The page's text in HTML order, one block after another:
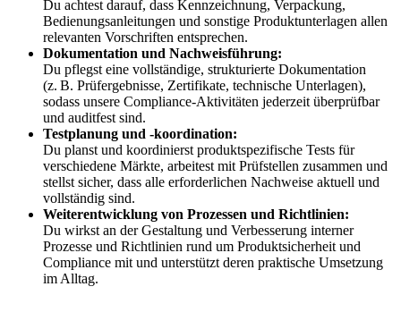
Du achtest darauf, dass Kennzeichnung, Verpackung,
Bedienungsanleitungen und sonstige Produktunterlagen allen
relevanten Vorschriften entsprechen.
Dokumentation und Nachweisführung:
Du pflegst eine vollständige, strukturierte Dokumentation
(z. B. Prüfergebnisse, Zertifikate, technische Unterlagen),
sodass unsere Compliance-Aktivitäten jederzeit überprüfbar
und auditfest sind.
Testplanung und -koordination:
Du planst und koordinierst produktspezifische Tests für
verschiedene Märkte, arbeitest mit Prüfstellen zusammen und
stellst sicher, dass alle erforderlichen Nachweise aktuell und
vollständig sind.
Weiterentwicklung von Prozessen und Richtlinien:
Du wirkst an der Gestaltung und Verbesserung interner
Prozesse und Richtlinien rund um Produktsicherheit und
Compliance mit und unterstützt deren praktische Umsetzung
im Alltag.